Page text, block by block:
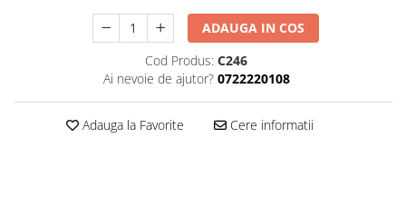
ADAUGA IN COS
Cod Produs: C246
Ai nevoie de ajutor? 0722220108
Adauga la Favorite Cere informatii